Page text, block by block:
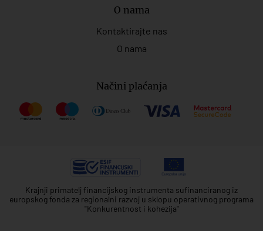
O nama
Kontaktirajte nas
O nama
Načini plaćanja
Krajnji primatelj financijskog instrumenta sufinanciranog iz
europskog fonda za regionalni razvoj u sklopu operativnog programa
"Konkurentnost i kohezija"